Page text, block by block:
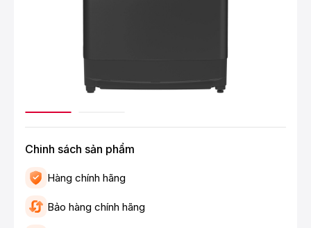
Chinh sách sản phẩm
Hàng chính hãng
Bảo hàng chính hãng